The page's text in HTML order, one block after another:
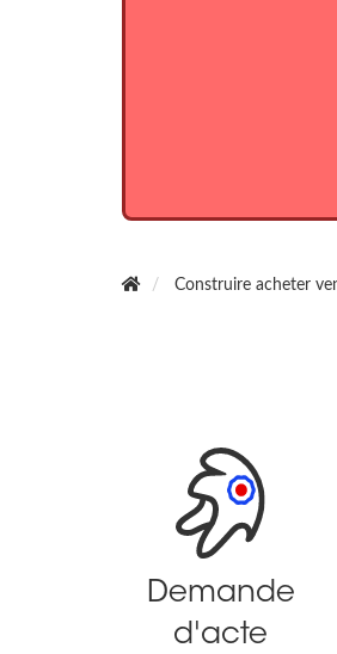
Construire acheter
Demande
d'acte